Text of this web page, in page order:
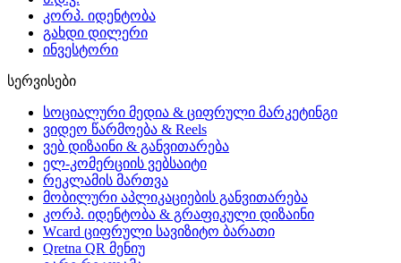
კორპ. იდენტობა
გახდი დილერი
ინვესტორი
სერვისები
სოციალური მედია & ციფრული მარკეტინგი
ვიდეო წარმოება & Reels
ვებ დიზაინი & განვითარება
ელ-კომერციის ვებსაიტი
რეკლამის მართვა
მობილური აპლიკაციების განვითარება
კორპ. იდენტობა & გრაფიკული დიზაინი
Wcard ციფრული სავიზიტო ბარათი
Qretna QR მენიუ